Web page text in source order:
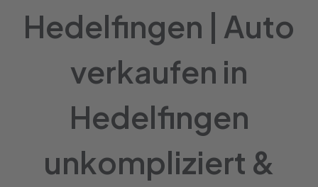
Hedelfingen | Auto
verkaufen in
Hedelfingen
unkompliziert &